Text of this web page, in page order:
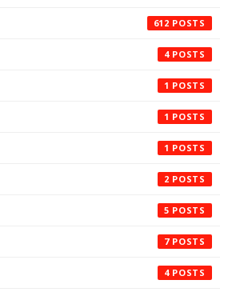
612
4
1
1
1
2
5
7
4